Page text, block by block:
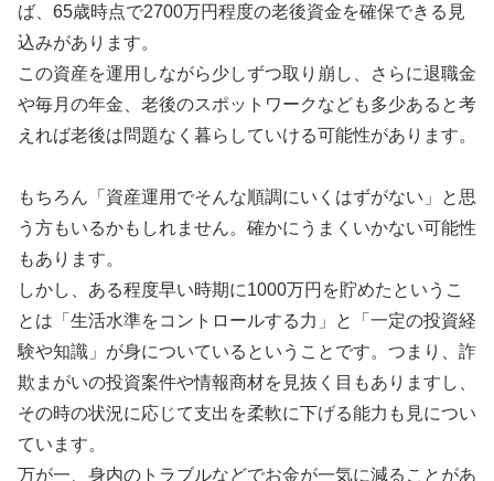
ば、65歳時点で2700万円程度の老後資金を確保できる見
込みがあります。
この資産を運用しながら少しずつ取り崩し、さらに退職金
や毎月の年金、老後のスポットワークなども多少あると考
えれば老後は問題なく暮らしていける可能性があります。
もちろん「資産運用でそんな順調にいくはずがない」と思
う方もいるかもしれません。確かにうまくいかない可能性
もあります。
しかし、ある程度早い時期に1000万円を貯めたというこ
とは「生活水準をコントロールする力」と「一定の投資経
験や知識」が身についているということです。つまり、詐
欺まがいの投資案件や情報商材を見抜く目もありますし、
その時の状況に応じて支出を柔軟に下げる能力も見につい
ています。
万が一、身内のトラブルなどでお金が一気に減ることがあ